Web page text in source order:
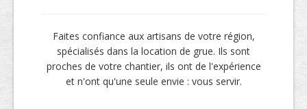
Faites confiance aux artisans de votre région,
spécialisés dans la location de grue. Ils sont
proches de votre chantier, ils ont de l'expérience
et n'ont qu'une seule envie : vous servir.